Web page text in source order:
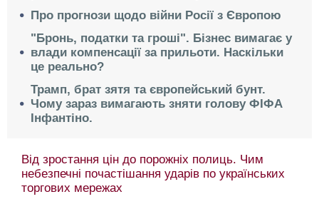
Про прогнози щодо війни Росії з Європою
"Бронь, податки та гроші". Бізнес вимагає у
влади компенсації за прильоти. Наскільки
це реально?
Трамп, брат зятя та європейський бунт.
Чому зараз вимагають зняти голову ФІФА
Інфантіно.
Від зростання цін до порожніх полиць. Чим
небезпечні почастішання ударів по українських
торгових мережах